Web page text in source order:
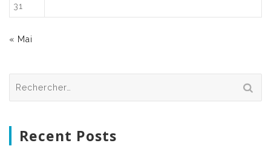
31
« Mai
Recent Posts